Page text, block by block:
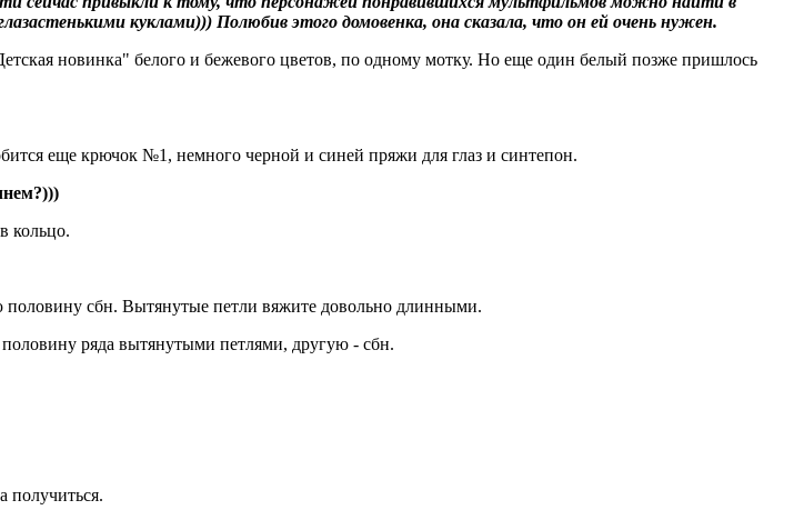
куклами))) Полюбив этого домовенка, она сказала, что он ей очень нужен.
новинка" белого и бежевого цветов, по одному мотку. Но еще один белый позже пришлось
еще крючок №1, немного черной и синей пряжи для глаз и синтепон.
кольцо.
сбн. Вытянутые петли вяжите довольно длинными.
ряда вытянутыми петлями, другую - сбн.
получиться.